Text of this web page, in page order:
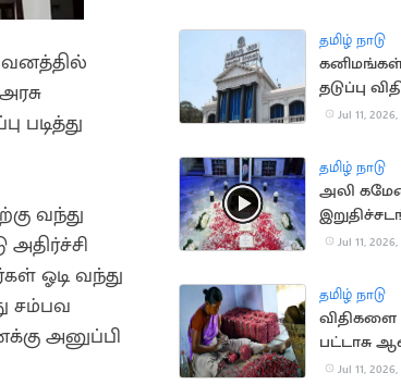
படித்து
வந்து
ஓடி வந்து
சம்பவ
அனுப்பி
அறிக்கை
தமிழ் நாடு
தடுப்பு
அரசு
Jul 11,
தமிழ் நாடு
அலி
Jul 11,
தமிழ் நாடு
விதிகளை
பட்டாசு
உரிமம்
Jul 11,